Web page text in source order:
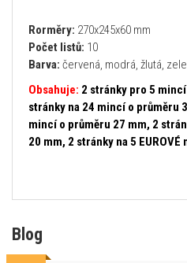
Rorměry: 270x245x60 mm
Počet listů: 10
Barva: červená, modrá, žlutá,
Obsahuje: 2 stránky pro 5
stránky na 24 mincí o průměru
mincí o průměru 27 mm, 2
20 mm, 2 stránky na 5 EUROVÉ
Blog